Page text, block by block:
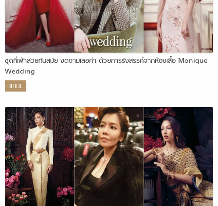
ชุดกี่เพ้าสวยทันสมัย งดงามเลอค่า ด้วยการรังสรรค์จากห้องเสื้อ Monique
Wedding
BRIDE